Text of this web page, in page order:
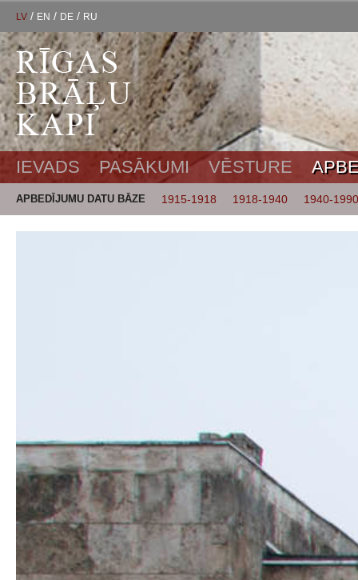
LV / EN / DE / RU
IEVADS PASĀKUMI VĒSTURE
APBEDĪJUMU DATU BĀZE 1915-1918 1918-1940 1940-1990